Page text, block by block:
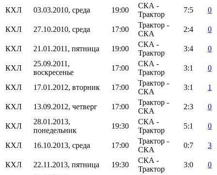
КХЛ 03.03.2010, среда 19:00
СКА -
Трактор
7:5 0
КХЛ 27.10.2010, среда 17:00
Трактор -
СКА
2:4 0
КХЛ 21.01.2011, пятница 19:00
СКА -
Трактор
3:4 0
КХЛ
25.09.2011,
воскресенье
17:00
СКА -
Трактор
3:1 0
КХЛ 17.01.2012, вторник 17:00
Трактор -
СКА
3:1 1
КХЛ 13.09.2012, четверг 17:00
Трактор -
СКА
2:3 0
КХЛ
28.01.2013,
понедельник
19:30
СКА -
Трактор
5:1 0
КХЛ 16.10.2013, среда 17:00
Трактор -
СКА
0:7 3
КХЛ 22.11.2013, пятница 19:30
СКА -
Трактор
3:0 0